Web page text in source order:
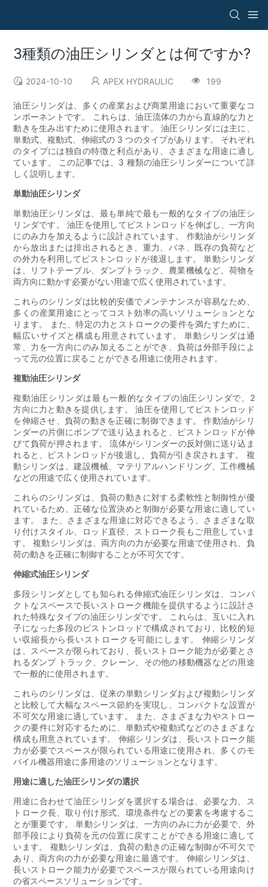
3種類の油圧シリンダとは何ですか?
2024-10-10 APEX HYDRAULIC 199
油圧シリンダは、多くの産業および商業用途において重要なコ
ンポーネントです。 これらは、油圧流体の力から直線的な力と
動きを生み出すために使用されます。 油圧シリンダには主に、
単動式、複動式、伸縮式の 3 つのタイプがあります。 それぞれ
のタイプには独自の特徴と利点があり、さまざまな用途に適し
ています。 この記事では、3 種類の油圧シリンダーについて詳
しく説明します。
単動油圧シリンダ
単動油圧シリンダは、最も単純で最も一般的なタイプの油圧シ
リンダです。 油圧を使用してピストンロッドを伸ばし、一方向
にのみ力を加えるように設計されています。 作動油がシリンダ
から放出または排出されるとき、重力、バネ、既存の負荷など
の外力を利用してピストンロッドが後退します。 単動シリンダ
は、リフトテーブル、ダンプトラック、農業機械など、荷物を
両方向に動かす必要がない用途で広く使用されています。
これらのシリンダは比較的安価でメンテナンスが容易なため、
多くの産業用途にとってコスト効率の高いソリューションとな
ります。 また、特定の力とストロークの要件を満たすために、
幅広いサイズと構成も用意されています。 単動シリンダは通
常、力を一方向にのみ加えることができ、負荷は外部手段によ
って元の位置に戻ることができる用途に使用されます。
複動油圧シリンダ
複動油圧シリンダは最も一般的なタイプの油圧シリンダで、2
方向に力と動きを提供します。 油圧を使用してピストンロッド
を伸縮させ、負荷の動きを正確に制御できます。 作動油がシリ
ンダーの片側にポンプで送り込まれると、ピストンロッドが伸
びて負荷が押されます。 流体がシリンダーの反対側に送り込ま
れると、ピストンロッドが後退し、負荷が引き戻されます。 複
動シリンダは、建設機械、マテリアルハンドリング、工作機械
などの用途で広く使用されています。
これらのシリンダは、負荷の動きに対する柔軟性と制御性が優
れているため、正確な位置決めと制御が必要な用途に適してい
ます。 また、さまざまな用途に対応できるよう、さまざまな取
り付けスタイル、ロッド直径、ストローク長もご用意していま
す。 複動シリンダは、両方向の力が必要な用途で使用され、負
荷の動きを正確に制御することが不可欠です。
伸縮式油圧シリンダ
多段シリンダとしても知られる伸縮式油圧シリンダは、コンパ
クトなスペースで長いストローク機能を提供するように設計さ
れた特殊なタイプの油圧シリンダです。 これらは、互いに入れ
子になった多段のピストンロッドで構成されており、比較的短
い収縮長から長いストロークを可能にします。 伸縮シリンダ
は、スペースが限られており、長いストローク能力が必要とさ
れるダンプ トラック、クレーン、その他の移動機器などの用途
で一般的に使用されます。
これらのシリンダは、従来の単動シリンダおよび複動シリンダ
と比較して大幅なスペース節約を実現し、コンパクトな設置が
不可欠な用途に適しています。 また、さまざまな力やストロー
クの要件に対応するために、単動式や複動式などのさまざまな
構成も用意されています。 伸縮シリンダは、長いストローク能
力が必要でスペースが限られている用途に使用され、多くのモ
バイル機器用途に多用途のソリューションとなります。
用途に適した油圧シリンダの選択
用途に合わせて油圧シリンダを選択する場合は、必要な力、ス
トローク長、取り付け形式、環境条件などの要素を考慮するこ
とが重要です。 単動シリンダは、一方向のみに力が必要で、外
部手段により負荷を元の位置に戻すことができる用途に適して
います。 複動シリンダは、負荷の動きの正確な制御が不可欠で
あり、両方向の力が必要な用途に最適です。 伸縮シリンダは、
長いストローク能力が必要でスペースが限られている用途向け
の省スペースソリューションです。